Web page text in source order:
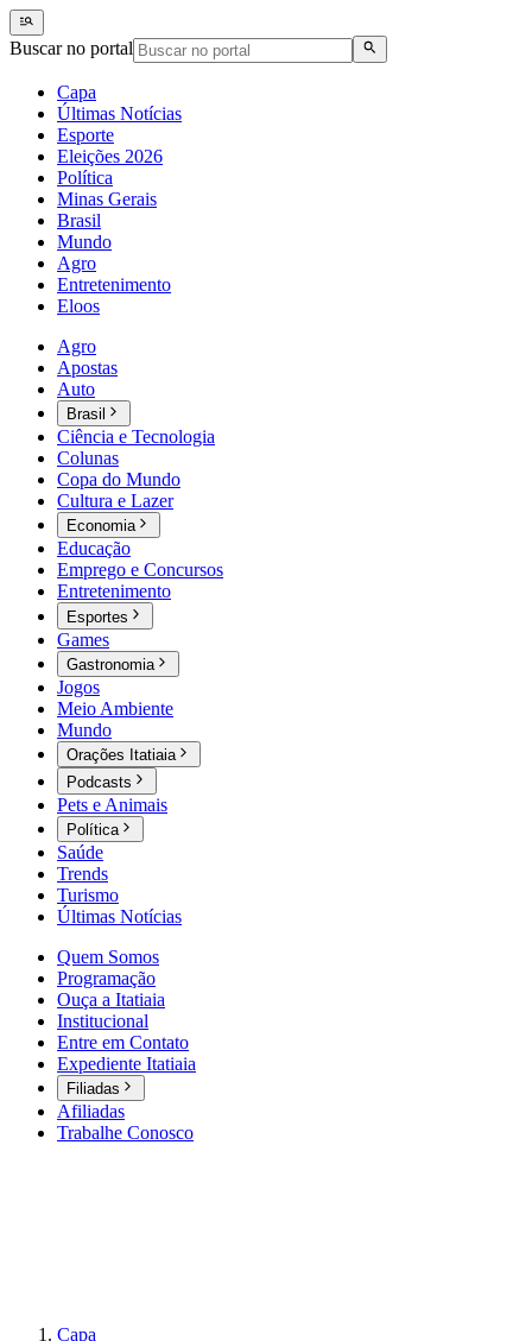
Buscar no portal
Capa
Últimas Notícias
Esporte
Eleições 2026
Política
Minas Gerais
Brasil
Mundo
Agro
Entretenimento
Eloos
Agro
Apostas
Auto
Brasil
Ciência e Tecnologia
Colunas
Copa do Mundo
Cultura e Lazer
Economia
Educação
Emprego e Concursos
Entretenimento
Esportes
Games
Gastronomia
Jogos
Meio Ambiente
Mundo
Orações Itatiaia
Podcasts
Pets e Animais
Política
Saúde
Trends
Turismo
Últimas Notícias
Quem Somos
Programação
Ouça a Itatiaia
Institucional
Entre em Contato
Expediente Itatiaia
Filiadas
Afiliadas
Trabalhe Conosco
Capa